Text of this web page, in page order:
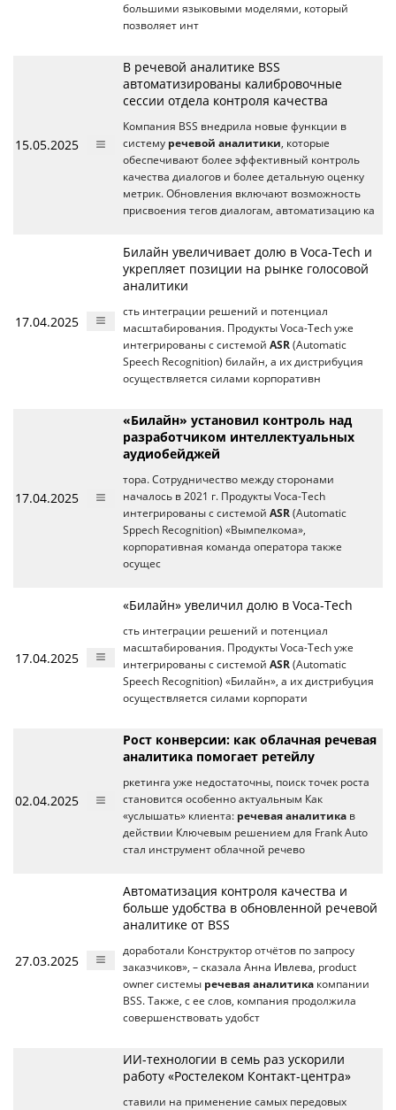
большими языковыми моделями, который
позволяет инт
15.05.2025
В речевой аналитике BSS
автоматизированы калибровочные
сессии отдела контроля качества
Компания BSS внедрила новые функции в
систему речевой аналитики , которые
обеспечивают более эффективный контроль
качества диалогов и более детальную оценку
метрик. Обновления включают возможность
присвоения тегов диалогам, автоматизацию ка
17.04.2025
Билайн увеличивает долю в Voca-Tech и
укрепляет позиции на рынке голосовой
аналитики
сть интеграции решений и потенциал
масштабирования. Продукты Voca-Tech уже
интегрированы с системой ASR (Automatic
Speech Recognition) билайн, а их дистрибуция
осуществляется силами корпоративн
17.04.2025
«Билайн» установил контроль над
разработчиком интеллектуальных
аудиобейджей
тора. Сотрудничество между сторонами
началось в 2021 г. Продукты Voca-Tech
интегрированы с системой ASR (Automatic
Sppech Recognition) «Вымпелкома»,
корпоративная команда оператора также
осущес
17.04.2025
«Билайн» увеличил долю в Voca-Tech
сть интеграции решений и потенциал
масштабирования. Продукты Voca-Tech уже
интегрированы с системой ASR (Automatic
Speech Recognition) «Билайн», а их дистрибуция
осуществляется силами корпорати
02.04.2025
Рост конверсии: как облачная речевая
аналитика помогает ретейлу
ркетинга уже недостаточны, поиск точек роста
становится особенно актуальным Как
«услышать» клиента: речевая аналитика в
действии Ключевым решением для Frank Auto
стал инструмент облачной речево
27.03.2025
Автоматизация контроля качества и
больше удобства в обновленной речевой
аналитике от BSS
доработали Конструктор отчётов по запросу
заказчиков», – сказала Анна Ивлева, product
owner системы речевая аналитика компании
BSS. Также, с ее слов, компания продолжила
совершенствовать удобст
ИИ-технологии в семь раз ускорили
работу «Ростелеком Контакт-центра»
ставили на применение самых передовых